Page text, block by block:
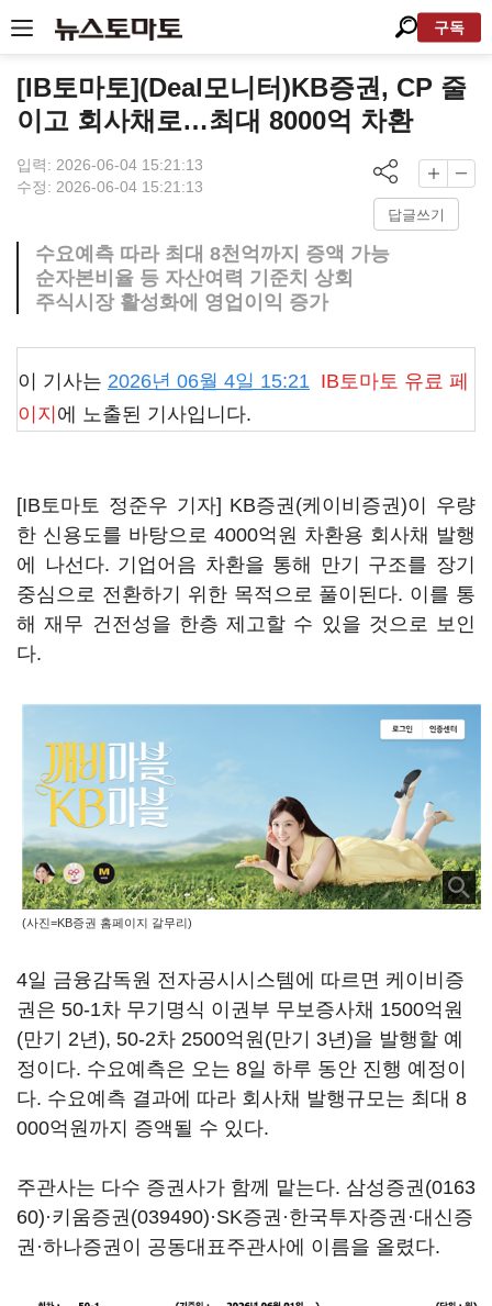
구독
[IB토마토](Deal모니터)KB증권, CP 줄
이고 회사채로…최대 8000억 차환
입력: 2026-06-04 15:21:13
수정: 2026-06-04 15:21:13
답글쓰기
수요예측 따라 최대 8천억까지 증액 가능
순자본비율 등 자산여력 기준치 상회
주식시장 활성화에 영업이익 증가
이 기사는 2026년 06월 4일 15:21 IB토마토 유료 페
이지 에 노출된 기사입니다.
[IB토마토 정준우 기자] KB증권(케이비증권)이 우량
한 신용도를 바탕으로 4000억원 차환용 회사채 발행
에 나선다. 기업어음 차환을 통해 만기 구조를 장기
중심으로 전환하기 위한 목적으로 풀이된다. 이를 통
해 재무 건전성을 한층 제고할 수 있을 것으로 보인
다.
(사진=KB증권 홈페이지 갈무리)
4일 금융감독원 전자공시시스템에 따르면 케이비증
권은 50-1차 무기명식 이권부 무보증사채 1500억원
(만기 2년), 50-2차 2500억원(만기 3년)을 발행할 예
정이다. 수요예측은 오는 8일 하루 동안 진행 예정이
다. 수요예측 결과에 따라 회사채 발행규모는 최대 8
000억원까지 증액될 수 있다.
주관사는 다수 증권사가 함께 맡는다. 삼성증권(0163
60)·키움증권(039490)·SK증권·한국투자증권·대신증
권·하나증권이 공동대표주관사에 이름을 올렸다.